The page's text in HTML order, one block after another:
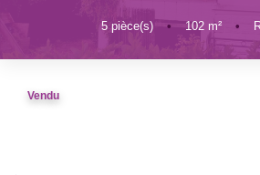
BIENS
5pièce(s) • 102m² •
Vendu